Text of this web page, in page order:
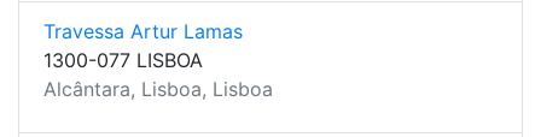
Travessa Artur Lamas
1300-077 LISBOA
Alcântara, Lisboa, Lisboa